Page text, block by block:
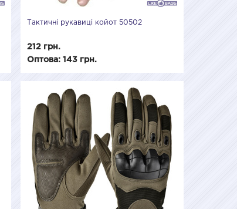
Тактичні рукавиці койот 50502
212 грн.
Оптова: 143 грн.